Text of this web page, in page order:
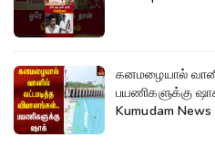
கனமழையால்
பயணிகளுக்கு
Kumudam News